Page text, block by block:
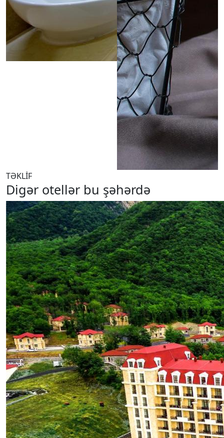
TƏKLİF
Digər otellər bu şəhərdə